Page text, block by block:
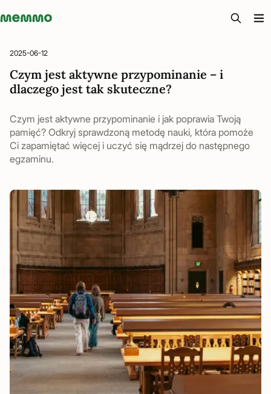
Memmo - AI-verktyg och digital kurslitteratur
2025-06-12
Czym jest aktywne przypominanie – i
dlaczego jest tak skuteczne?
Czym jest aktywne przypominanie i jak poprawia Twoją
pamięć? Odkryj sprawdzoną metodę nauki, która pomoże
Ci zapamiętać więcej i uczyć się mądrzej do następnego
egzaminu.